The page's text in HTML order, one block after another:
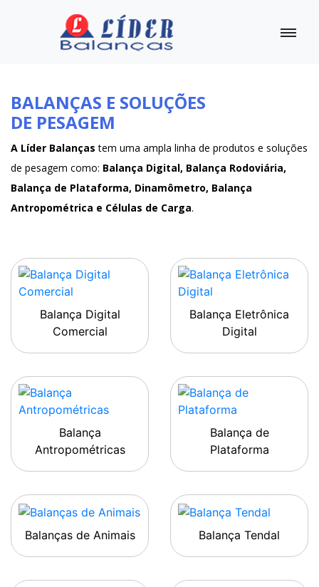
BALANÇAS E SOLUÇÕES
DE PESAGEM
A Líder Balanças tem uma ampla linha de produtos e soluções
de pesagem como: Balança Digital, Balança Rodoviária,
Balança de Plataforma, Dinamômetro, Balança
Antropométrica e Células de Carga.
Balança Digital
Comercial
Balança Eletrônica
Digital
Balança
Antropométricas
Balança de
Plataforma
Balanças de Animais Balança Tendal